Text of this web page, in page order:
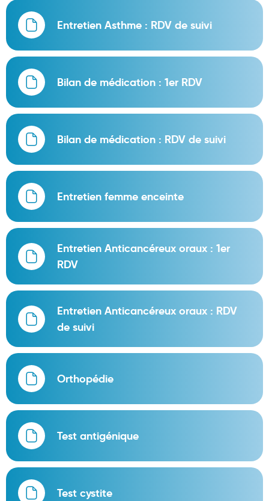
Hygiène nasale
Antibactériens
Nutrition clinique
Anti-poux
Solaire et moustique
Piqûres insectes
Appareils
Soins jambes lourdes
Contention veineuse
Contactologie
Accessoires pieds et semelles
Soins ORL
Douleurs articulaires et musculaires
Santé séniors
Anti acariens, anti gale, anti tiques, insectifuges
Vétérinaire
Incontinence
Ronflement
Autotests
Protections auditives
Lunettes
Piluliers
Entretien Asthme : RDV de suivi
Bilan de médication : 1er RDV
Bilan de médication : RDV de suivi
Entretien femme enceinte
Entretien Anticancéreux oraux : 1er
RDV
Entretien Anticancéreux oraux : RDV
de suivi
Orthopédie
Test antigénique
Test cystite